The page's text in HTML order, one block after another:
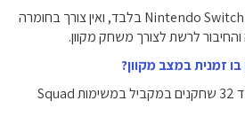
המשחק מותאם לקונסולת Nintendo Switch 2 בלבד, ואין צורך בחומרה
לרשת לצורך משחק מקוון.
זמנית במצב מקוון?
במצב מקוון ניתן לשחק עם עד 32 שחקנים במקביל במשימות Squad